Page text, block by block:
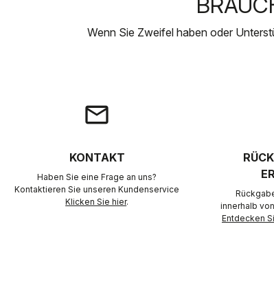
Wenn Sie Zweifel haben oder
email
KONTAKT
Haben Sie eine Frage an uns?
Kontaktieren Sie unseren Kundenservice
Klicken Sie hier.
innerhalb
Entdecken